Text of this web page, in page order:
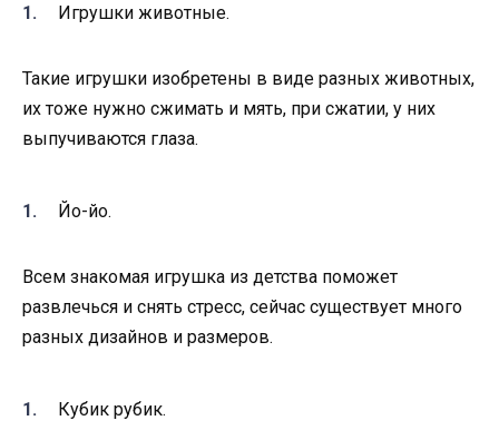
Игрушки животные.
Такие игрушки изобретены в виде разных животных,
их тоже нужно сжимать и мять, при сжатии, у них
выпучиваются глаза.
Йо-йо.
Всем знакомая игрушка из детства поможет
развлечься и снять стресс, сейчас существует много
разных дизайнов и размеров.
Кубик рубик.